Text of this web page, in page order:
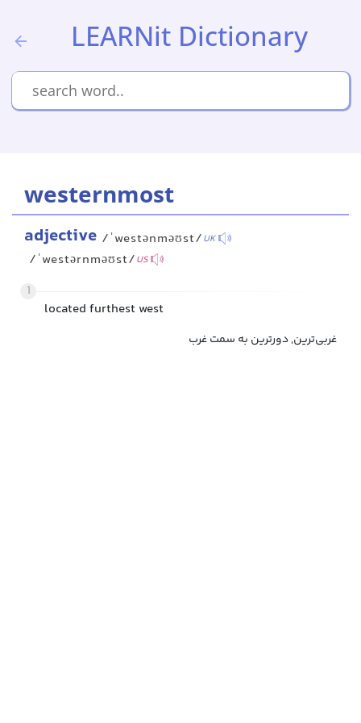
LEARNit Dictionary
westernmost
adjective /ˈwestənməʊst/UK
/ˈwestərnməʊst/US
1
located furthest west
غربی‌ترین, دورترین به سمت غرب